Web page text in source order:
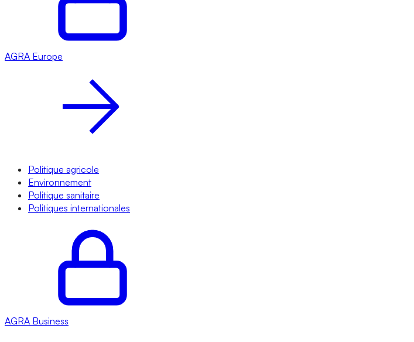
AGRA Europe
Politique agricole
Environnement
Politique sanitaire
Politiques internationales
AGRA Business